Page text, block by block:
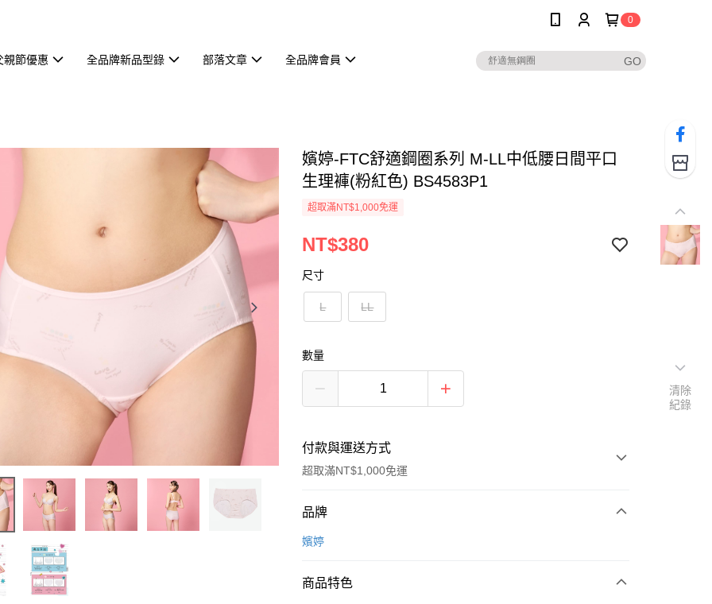
0
親節優惠 全品牌新品型錄 部落文章 全品牌會員
嬪婷-FTC舒適鋼圈系列 M-LL中低腰日間平口
生理褲(粉紅色) BS4583P1
超取滿NT$1,000免運
NT$380
尺寸
L LL
數量
付款與運送方式
超取滿NT$1,000免運
付款方式
信用卡一次付款
品牌
嬪婷
商品特色
清除
紀錄